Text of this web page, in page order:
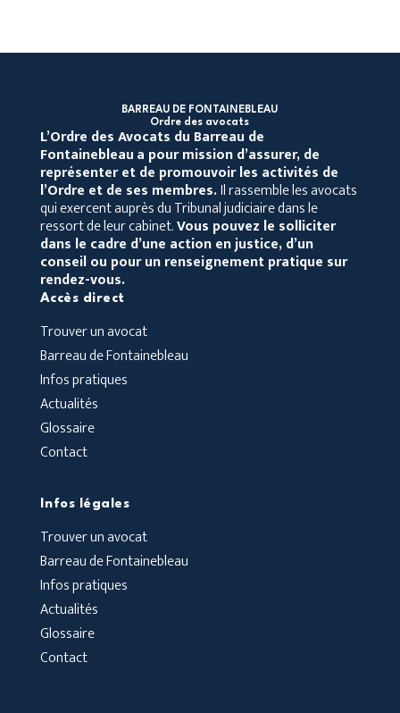
BARREAU DE FONTAINEBLEAU
Ordre des avocats
L’Ordre des Avocats du Barreau de
Fontainebleaua pour mission d’assurer, de
représenter et de promouvoir les activités de
l’Ordre et de ses membres.Il rassemble les avocats
qui exercent auprès du Tribunal judiciaire dans le
ressort de leur cabinet.Vous pouvez le solliciter
dans le cadre d’une action en justice, d’un
conseil ou pour un renseignement pratique sur
rendez-vous.
Accès direct
Trouver un avocat
Barreau de Fontainebleau
Infos pratiques
Actualités
Glossaire
Contact
Infos légales
Trouver un avocat
Barreau de Fontainebleau
Infos pratiques
Actualités
Glossaire
Contact